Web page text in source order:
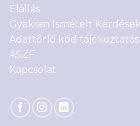
Elállás
Gyakran Ismételt Kérdések
Adattörlő kód tájékoztatás
ÁSZF
Kapcsolat